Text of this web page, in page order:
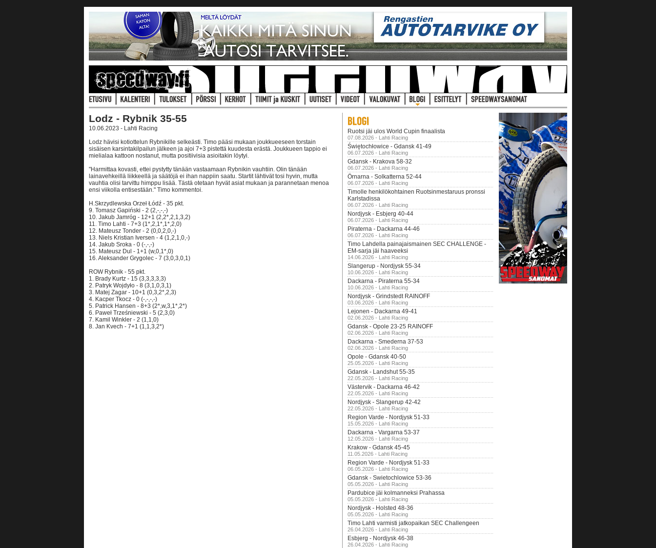
Lodz - Rybnik 35-55
10.06.2023 - Lahti Racing
Lodz hävisi kotiottelun Rybnikille selkeästi. Timo pääsi mukaan joukkueeseen torstain
sisäisen karsintakilpailun jälkeen ja ajoi 7+3 pistettä kuudesta erästä. Joukkueen tappio ei
mielialaa kattoon nostanut, mutta positiivisia asioitakin löytyi.
"Harmittaa kovasti, ettei pystytty tänään vastaamaan Rybnikin vauhtiin. Olin tänään
lainavehkeillä liikkeellä ja säätöjä ei ihan nappiin saatu. Startit lähtivät tosi hyvin, mutta
vauhtia olisi tarvittu himppu lisää. Tästä otetaan hyvät asiat mukaan ja parannetaan menoa
ensi viikolla entisestään." Timo kommentoi.
H.Skrzydlewska Orzeł Łódź - 35 pkt.
9. Tomasz Gapiński - 2 (2,-,-,-)
10. Jakub Jamróg - 12+1 (2,2*,2,1,3,2)
11. Timo Lahti - 7+3 (1*,2,1*,1*,2,0)
12. Mateusz Tonder - 2 (0,0,2,0,-)
13. Niels Kristian Iversen - 4 (1,2,1,0,-)
14. Jakub Sroka - 0 (-,-,-)
15. Mateusz Dul - 1+1 (w,0,1*,0)
16. Aleksander Grygolec - 7 (3,0,3,0,1)
ROW Rybnik - 55 pkt.
1. Brady Kurtz - 15 (3,3,3,3,3)
2. Patryk Wojdyło - 8 (3,1,0,3,1)
3. Matej Zagar - 10+1 (0,3,2*,2,3)
4. Kacper Tkocz - 0 (-,-,-,-)
5. Patrick Hansen - 8+3 (2*,w,3,1*,2*)
6. Paweł Trześniewski - 5 (2,3,0)
7. Kamil Winkler - 2 (1,1,0)
8. Jan Kvech - 7+1 (1,1,3,2*)
Ruotsi jäi ulos World Cupin finaalista
07.08.2026 - Lahti Racing
Świętochłowice - Gdansk 41-49
06.07.2026 - Lahti Racing
Gdansk - Krakova 58-32
06.07.2026 - Lahti Racing
Örnarna - Solkatterna 52-44
06.07.2026 - Lahti Racing
Timolle henkilökohtainen Ruotsinmestaruus pronssi
Karlstadissa
06.07.2026 - Lahti Racing
Nordjysk - Esbjerg 40-44
06.07.2026 - Lahti Racing
Piraterna - Dackarna 44-46
06.07.2026 - Lahti Racing
Timo Lahdella painajaismainen SEC CHALLENGE -
EM-sarja jäi haaveeksi
14.06.2026 - Lahti Racing
Slangerup - Nordjysk 55-34
10.06.2026 - Lahti Racing
Dackarna - Piraterna 55-34
10.06.2026 - Lahti Racing
Nordjysk - Grindstedt RAINOFF
03.06.2026 - Lahti Racing
Lejonen - Dackarna 49-41
02.06.2026 - Lahti Racing
Gdansk - Opole 23-25 RAINOFF
02.06.2026 - Lahti Racing
Dackarna - Smederna 37-53
02.06.2026 - Lahti Racing
Opole - Gdansk 40-50
25.05.2026 - Lahti Racing
Gdansk - Landshut 55-35
22.05.2026 - Lahti Racing
Västervik - Dackarna 46-42
22.05.2026 - Lahti Racing
Nordjysk - Slangerup 42-42
22.05.2026 - Lahti Racing
Region Varde - Nordjysk 51-33
15.05.2026 - Lahti Racing
Dackarna - Vargarna 53-37
12.05.2026 - Lahti Racing
Krakow - Gdansk 45-45
11.05.2026 - Lahti Racing
Region Varde - Nordjysk 51-33
06.05.2026 - Lahti Racing
Gdansk - Swietochlowice 53-36
05.05.2026 - Lahti Racing
Pardubice jäi kolmanneksi Prahassa
05.05.2026 - Lahti Racing
Nordjysk - Holsted 48-36
05.05.2026 - Lahti Racing
Timo Lahti varmisti jatkopaikan SEC Challengeen
26.04.2026 - Lahti Racing
Esbjerg - Nordjysk 46-38
26.04.2026 - Lahti Racing